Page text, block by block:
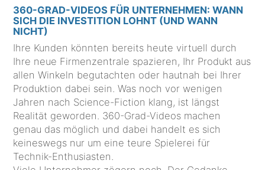
360-GRAD-VIDEOS FÜR UNTERNEHMEN: WANN
SICH DIE INVESTITION LOHNT (UND WANN
NICHT)
Ihre Kunden könnten bereits heute virtuell durch
Ihre neue Firmenzentrale spazieren, Ihr Produkt aus
allen Winkeln begutachten oder hautnah bei Ihrer
Produktion dabei sein. Was noch vor wenigen
Jahren nach Science-Fiction klang, ist längst
Realität geworden. 360-Grad-Videos machen
genau das möglich und dabei handelt es sich
keineswegs nur um eine teure Spielerei für
Technik-Enthusiasten.